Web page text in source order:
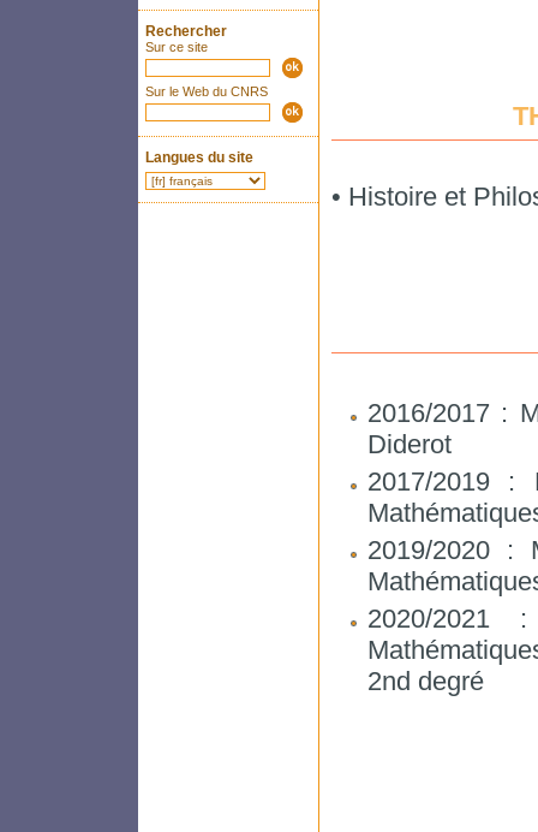
Rechercher
Sur ce site
Sur le Web du CNRS
Langues du site
• Histoire et
2016/2017 :
Diderot
2017/2019 :
2019/2020 :
2020/2021
2nd degré